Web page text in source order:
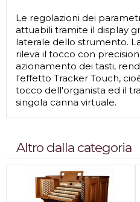
Le regolazioni dei
attuabili tramite il display
laterale dello strumento.
rileva il tocco con
azionamento dei tasti,
l'effetto Tracker Touch,
tocco dell'organista ed il
singola canna virtuale.
Altro dalla categoria